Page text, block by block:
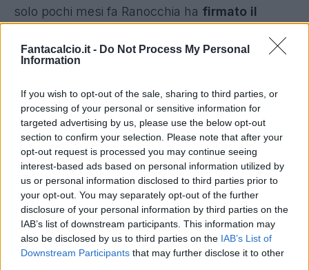
Fantacalcio.it - Do Not Process My Personal
Information
If you wish to opt-out of the sale, sharing to third parties, or
processing of your personal or sensitive information for
targeted advertising by us, please use the below opt-out
section to confirm your selection. Please note that after your
opt-out request is processed you may continue seeing
interest-based ads based on personal information utilized by
us or personal information disclosed to third parties prior to
your opt-out. You may separately opt-out of the further
disclosure of your personal information by third parties on the
IAB’s list of downstream participants. This information may
also be disclosed by us to third parties on the IAB’s List of
Downstream Participants that may further disclose it to other
solo pochi mesi fa Ranocchia ha firmato il
che rende il suo cartellino piuttosto complicato
da gestire. Con la Samp i nomi in ballo sono
diversi, perchè oltre al
prestito di Dodò
- che
per il momento ha rifiutato la destinazione
blucerchiata - si parla anche diSoriano e
Fernando,
due obiettivi sui quali Mancini
spingerebbe a maggior ragione se Guarin
dovesse poi partire effettivamente.
Dopo larisoluzione consensuale del contratto
con Vidic,la cessione di Ranocchia, pur
considerando la permanenza di Juan Jesus,